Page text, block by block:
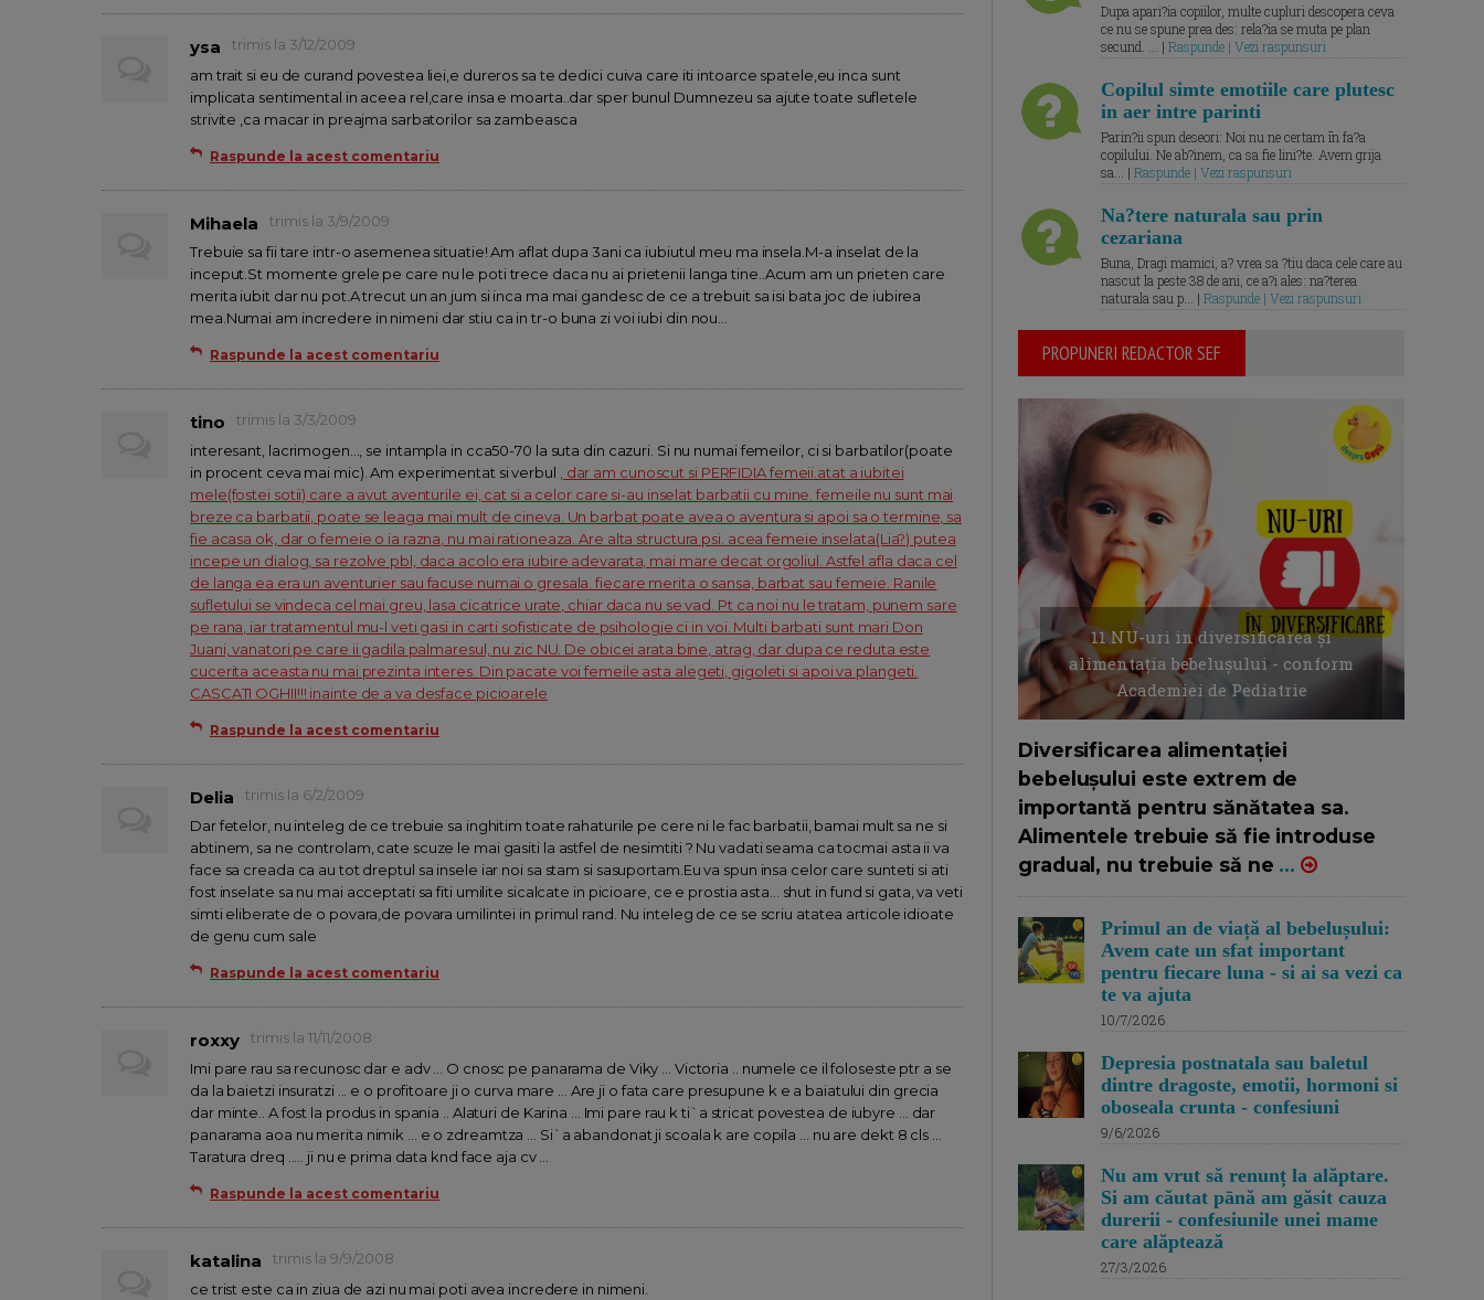
ysa
trimis la 3/12/2009
am trait si eu de curand povestea liei,e dureros sa te dedici cuiva care iti intoarce spatele,eu inca sunt
implicata sentimental in aceea rel,care insa e moarta..dar sper bunul Dumnezeu sa ajute toate sufletele
strivite ,ca macar in preajma sarbatorilor sa zambeasca
Raspunde la acest comentariu
Mihaela
trimis la 3/9/2009
Trebuie sa fii tare intr-o asemenea situatie! Am aflat dupa 3ani ca iubiutul meu ma insela.M-a inselat de la
inceput.St momente grele pe care nu le poti trece daca nu ai prietenii langa tine..Acum am un prieten care
merita iubit dar nu pot.A trecut un an jum si inca ma mai gandesc de ce a trebuit sa isi bata joc de iubirea
mea.Numai am incredere in nimeni dar stiu ca in tr-o buna zi voi iubi din nou...
Raspunde la acest comentariu
tino
trimis la 3/3/2009
interesant, lacrimogen..., se intampla in cca50-70 la suta din cazuri. Si nu numai femeilor, ci si barbatilor(poate
in procent ceva mai mic). Am experimentat si verbul , dar am cunoscut si PERFIDIA femeii.atat a iubitei
mele(fostei sotii) care a avut aventurile ei, cat si a celor care si-au inselat barbatii cu mine. femeile nu sunt mai
breze ca barbatii, poate se leaga mai mult de cineva. Un barbat poate avea o aventura si apoi sa o termine, sa
fie acasa ok, dar o femeie o ia razna, nu mai rationeaza. Are alta structura psi. acea femeie inselata(Lia?) putea
incepe un dialog, sa rezolve pbl, daca acolo era iubire adevarata, mai mare decat orgoliul. Astfel afla daca cel
de langa ea era un aventurier sau facuse numai o gresala. fiecare merita o sansa, barbat sau femeie. Ranile
sufletului se vindeca cel mai greu, lasa cicatrice urate, chiar daca nu se vad. Pt ca noi nu le tratam, punem sare
pe rana, iar tratamentul mu-l veti gasi in carti sofisticate de psihologie ci in voi. Multi barbati sunt mari Don
Juani, vanatori pe care ii gadila palmaresul, nu zic NU. De obicei arata bine, atrag, dar dupa ce reduta este
cucerita aceasta nu mai prezinta interes. Din pacate voi femeile asta alegeti, gigoleti si apoi va plangeti.
CASCATI OGHII!!! inainte de a va desface picioarele
Raspunde la acest comentariu
Delia
trimis la 6/2/2009
Dar fetelor, nu inteleg de ce trebuie sa inghitim toate rahaturile pe cere ni le fac barbatii, bamai mult sa ne si
abtinem, sa ne controlam, cate scuze le mai gasiti la astfel de nesimtiti ? Nu vadati seama ca tocmai asta ii va
face sa creada ca au tot dreptul sa insele iar noi sa stam si sasuportam.Eu va spun insa celor care sunteti si ati
fost inselate sa nu mai acceptati sa fiti umilite sicalcate in picioare, ce e prostia asta... shut in fund si gata, va veti
simti eliberate de o povara,de povara umilintei in primul rand. Nu inteleg de ce se scriu atatea articole idioate
de genu cum sale
Raspunde la acest comentariu
roxxy
trimis la 11/11/2008
Imi pare rau sa recunosc dar e adv ... O cnosc pe panarama de Viky ... Victoria .. numele ce il foloseste ptr a se
da la baietzi insuratzi ... e o profitoare ji o curva mare ... Are ji o fata care presupune k e a baiatului din grecia
dar minte.. A fost la produs in spania .. Alaturi de Karina ... Imi pare rau k ti`a stricat povestea de iubyre ... dar
panarama aoa nu merita nimik ... e o zdreamtza ... Si`a abandonat ji scoala k are copila ... nu are dekt 8 cls ...
Taratura dreq ..... ji nu e prima data knd face aja cv ...
Raspunde la acest comentariu
katalina
trimis la 9/9/2008
ce trist este ca in ziua de azi nu mai poti avea incredere in nimeni.
Dupa apari?ia copiilor, multe cupluri descopera ceva
ce nu se spune prea des: rela?ia se muta pe plan
secund. ... | Raspunde | Vezi raspunsuri
Copilul simte emotiile care plutesc
in aer intre parinti
Parin?ii spun deseori: Noi nu ne certam īn fa?a
copilului. Ne ab?inem, ca sa fie lini?te. Avem grija
sa... | Raspunde | Vezi raspunsuri
Na?tere naturala sau prin
cezariana
Buna, Dragi mamici, a? vrea sa ?tiu daca cele care au
nascut la peste 38 de ani, ce a?i ales: na?terea
naturala sau p... | Raspunde | Vezi raspunsuri
PROPUNERI REDACTOR SEF
11 NU-uri in diversificarea și
alimentația bebelușului - conform
Academiei de Pediatrie
Diversificarea alimentației
bebelușului este extrem de
importantă pentru sănătatea sa.
Alimentele trebuie să fie introduse
gradual, nu trebuie să ne ...
Primul an de viață al bebelușului:
Avem cate un sfat important
pentru fiecare luna - si ai sa vezi ca
te va ajuta
10/7/2026
Depresia postnatala sau baletul
dintre dragoste, emotii, hormoni si
oboseala crunta - confesiuni
9/6/2026
Nu am vrut să renunț la alăptare.
Si am căutat pānă am găsit cauza
durerii - confesiunile unei mame
care alăptează
27/3/2026